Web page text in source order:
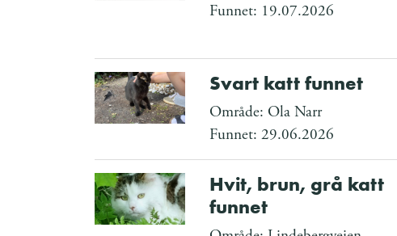
Funnet: 19.07.2026
Svart katt funnet
Område: Ola Narr
Funnet: 29.06.2026
Hvit, brun, grå katt
funnet